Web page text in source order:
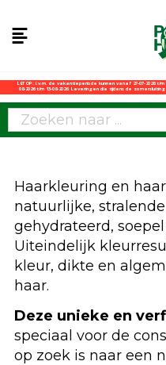
LET OP: i.v.m. de vakantieperiode kunnen vanaf 27-07-2026
08-2026 t/m 13-08-2026. Leveringen die tijdens de
Haarkleuring en
natuurlijke,
gehydrateerd,
Uiteindelijk
kleur, dikte en
haar.
Deze unieke en
speciaal voor de
op zoek is naar een